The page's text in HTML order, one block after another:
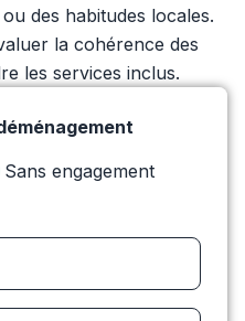
des habitudes locales.
la cohérence des
les services inclus.
Sans engagement